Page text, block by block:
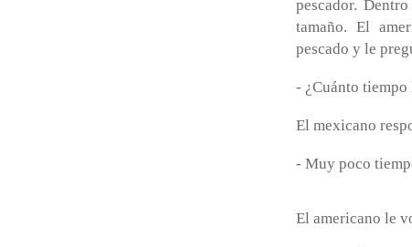
pescador.
tamaño. El
pescado y le
- ¿Cuánto tiempo
El mexicano
- Muy poco
El americano le